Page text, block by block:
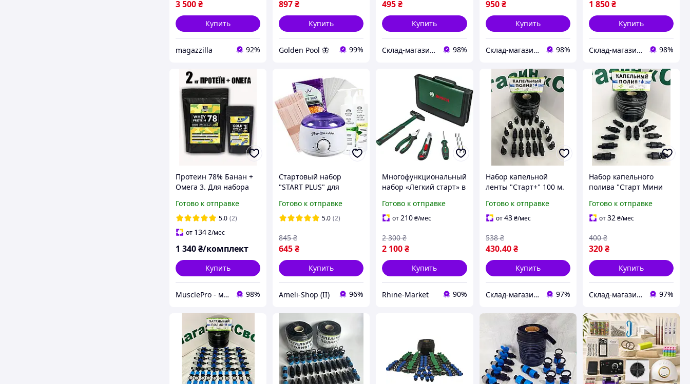
3 500₴
Купить
magazzilla 92%
897₴
Купить
Golden Pool 🦋 99%
495₴
Купить
Склад-магазин " Свояк " 98%
950 ₴
Купить
Склад-магазин " Свояк " 98%
1 850₴
Купить
Склад-магазин " Свояк " 98%
Протеин 78% Банан +
Омега 3. Для набора
Готово к отправке
5.0 (2)
от 134₴/мес
1 340₴/комплект
Купить
MusclePro - магазин спортивного питания 98%
Стартовый набор
"START PLUS" для
баночным воскоплавом
AS
Готово к отправке
5.0 (2)
645₴
845 ₴
Купить
Ameli-Shop (II) 96%
Многофункциональный
набор «Легкий старт» в
практичная и прочная
коллекция базовых
Готово к отправке
от210₴/мес
2 100₴
2 300 ₴
Купить
Rhine-Market 90%
Набор капельной
ленты "Старт+" 100 м.
Готово к отправке
от43 ₴/мес
430.40 ₴
538 ₴
Купить
Склад-магазин "Свояк Group". 97%
Набор капельного
полива "Старт Мини
Готово к отправке
от32₴/мес
320₴
400 ₴
Купить
Склад-магазин "Свояк Group". 97%